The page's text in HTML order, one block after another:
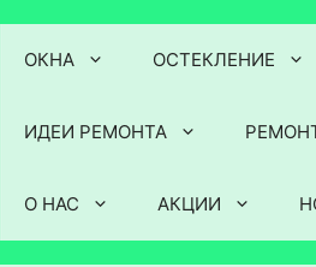
ОКНА ОСТЕКЛЕНИЕ
ИДЕИ РЕМОНТА
О НАС АКЦИИ